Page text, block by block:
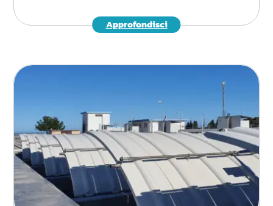
Approfondisci